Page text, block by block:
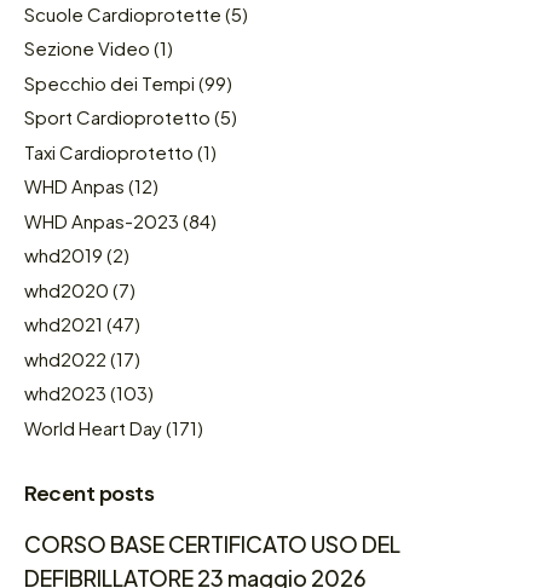
Scuole Cardioprotette (5)
Sezione Video (1)
Specchio dei Tempi (99)
Sport Cardioprotetto (5)
Taxi Cardioprotetto (1)
WHD Anpas (12)
WHD Anpas-2023 (84)
whd2019 (2)
whd2020 (7)
whd2021 (47)
whd2022 (17)
whd2023 (103)
World Heart Day(171)
Recent posts
CORSO BASE CERTIFICATO USO DEL
DEFIBRILLATORE 23 maggio 2026